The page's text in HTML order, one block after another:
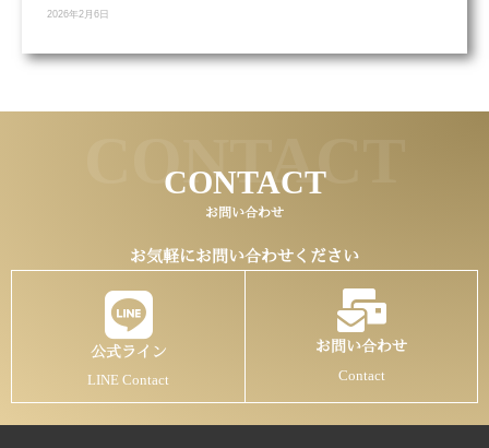
2026年2月6日
CONTACT
CONTACT
お問い合わせ
お気軽にお問い合わせください
公式ライン
LINE Contact
お問い合わせ
Contact